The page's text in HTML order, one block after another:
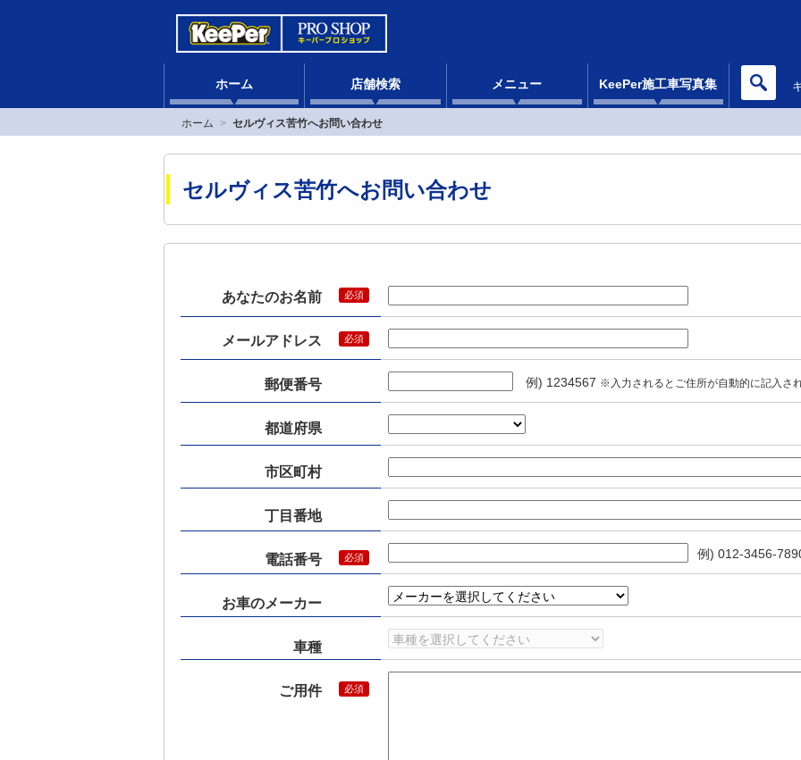
ホーム 店舗検索 メニュー KeePer施工車写真集
ホーム セルヴィス苦竹へお問い合わせ
セルヴィス苦竹へお問い合わせ
あなたのお名前
メールアドレス
郵便番号 例) 1234567 ※入力されるとご住所が自動的に記入さ
都道府県
市区町村
丁目番地
電話番号 例) 012-3456-
お車のメーカー
車種
ご用件